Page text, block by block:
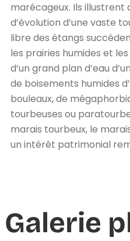
marécageux. Ils illustrent
d’évolution d’une vaste
libre des étangs
les prairies humides et
d’un grand plan d’eau
de boisements humides
bouleaux, de
tourbeuses ou
marais tourbeux, le
un intérêt patrimonial
Galerie